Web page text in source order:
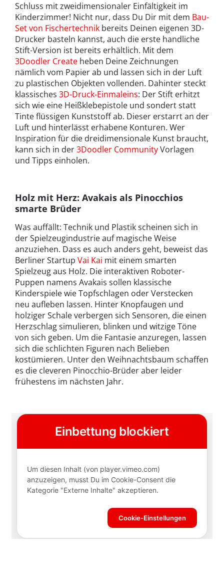
Schluss mit zweidimensionaler Einfältigkeit im
Kinderzimmer! Nicht nur, dass Du Dir mit dem Bau-
Set von Fischertechnik bereits Deinen eigenen 3D-
Drucker basteln kannst, auch die erste handliche
Stift-Version ist bereits erhältlich. Mit dem
3Doodler Create heben Deine Zeichnungen
nämlich vom Papier ab und lassen sich in der Luft
zu plastischen Objekten vollenden. Dahinter steckt
klassisches 3D-Druck-Einmaleins: Der Stift erhitzt
sich wie eine Heißklebepistole und sondert statt
Tinte flüssigen Kunststoff ab. Dieser erstarrt an der
Luft und hinterlässt erhabene Konturen. Wer
Inspiration für die dreidimensionale Kunst braucht,
kann sich in der3Doodler CommunityVorlagen
und Tipps einholen.
Holz mit Herz: Avakais als Pinocchios
smarte Brüder
Was auffällt: Technik und Plastik scheinen sich in
der Spielzeugindustrie auf magische Weise
anzuziehen. Dass es auch anders geht, beweist das
Berliner Startup Vai Kai mit einem smarten
Spielzeug aus Holz. Die interaktiven Roboter-
Puppen namens Avakais sollen klassische
Kinderspiele wie Topfschlagen oder Verstecken
neu aufleben lassen. Hinter Knopfaugen und
holziger Schale verbergen sich Sensoren, die einen
Herzschlag simulieren, blinken und witzige Töne
von sich geben. Um die Fantasie anzuregen, lassen
sich die schlichten Figuren nach Belieben
kostümieren. Unter den Weihnachtsbaum schaffen
es die cleveren Pinocchio-Brüder aber leider
frühestens im nächsten Jahr.